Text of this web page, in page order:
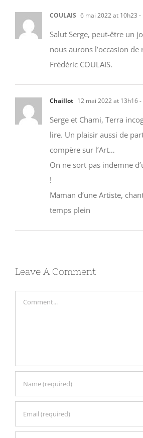
nous aurons l’occasion
Frédéric COULAIS.
lire. Un plaisir aussi de
compère sur l’Art…
On ne sort pas indemne
!
Maman d’une Artiste,
temps plein
Comment